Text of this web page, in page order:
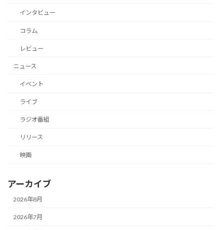
インタビュー
コラム
レビュー
ニュース
イベント
ライブ
ラジオ番組
リリース
映画
アーカイブ
2026年8月
2026年7月